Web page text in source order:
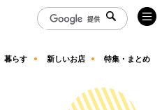
暮らす 新しいお店 特集・まとめ